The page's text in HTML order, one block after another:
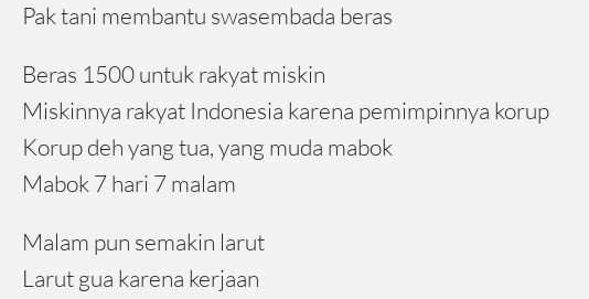
Pak tani membantu swasembada beras
Beras 1500 untuk rakyat miskin
Miskinnya rakyat Indonesia karena pemimpinnya korup
Korup deh yang tua, yang muda mabok
Mabok 7 hari 7 malam
Malam pun semakin larut
Larut gua karena kerjaan